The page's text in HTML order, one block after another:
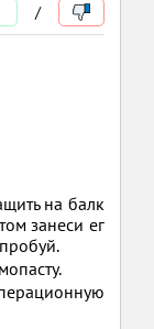
/
на балк
занеси ег